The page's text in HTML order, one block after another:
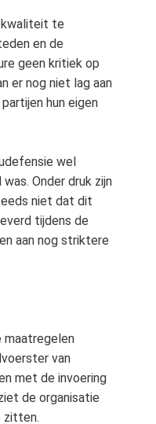
te
en de
geen kritiek op
er nog niet lag aan
hun eigen
wel
Onder druk zijn
niet dat dit
tijdens de
aan nog striktere
maatregelen
van
met de invoering
de organisatie
zitten.